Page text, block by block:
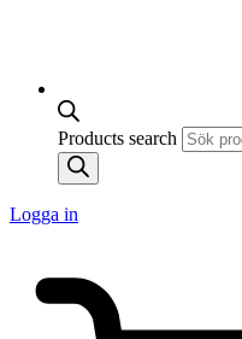
Products search
Logga in